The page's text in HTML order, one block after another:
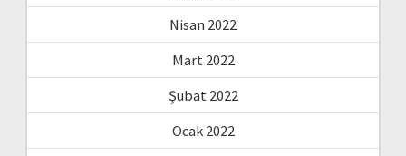
Nisan 2022
Mart 2022
Şubat 2022
Ocak 2022